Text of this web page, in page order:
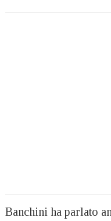
Banchini ha parlato